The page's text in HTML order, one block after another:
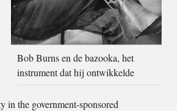
Bob Burns en de bazooka, het
instrument dat hij ontwikkelde
in the government-sponsored